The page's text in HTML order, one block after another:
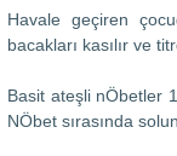
Havale geçiren
bacakları kasılır ve
Basit ateşli nÖbetler
NÖbet sırasında